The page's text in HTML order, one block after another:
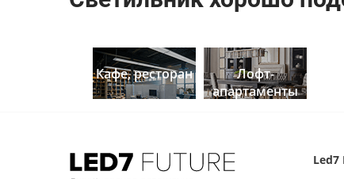
Кафе, ресторан
Лофт-
апартаменты
Led7